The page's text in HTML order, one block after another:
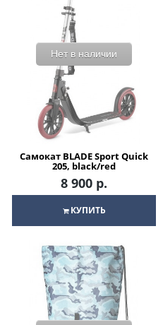
Нет в наличии
Самокат BLADE Sport Quick
205, black/red
8 900 р.
КУПИТЬ